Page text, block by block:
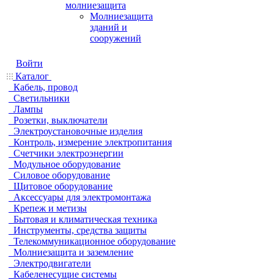
молниезащита
Молниезащита
зданий и
сооружений
Войти
Каталог
Кабель, провод
Светильники
Лампы
Розетки, выключатели
Электроустановочные изделия
Контроль, измерение электропитания
Счетчики электроэнергии
Модульное оборудование
Силовое оборудование
Щитовое оборудование
Аксессуары для электромонтажа
Крепеж и метизы
Бытовая и климатическая техника
Инструменты, средства защиты
Телекоммуникационное оборудование
Молниезащита и заземление
Электродвигатели
Кабеленесущие системы